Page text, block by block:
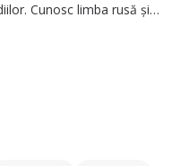
Cunosc limba rusă și
atentă la detalii și mă
cu bebelușii de la un an și
și organizez grupuri de
lectură, yoga și